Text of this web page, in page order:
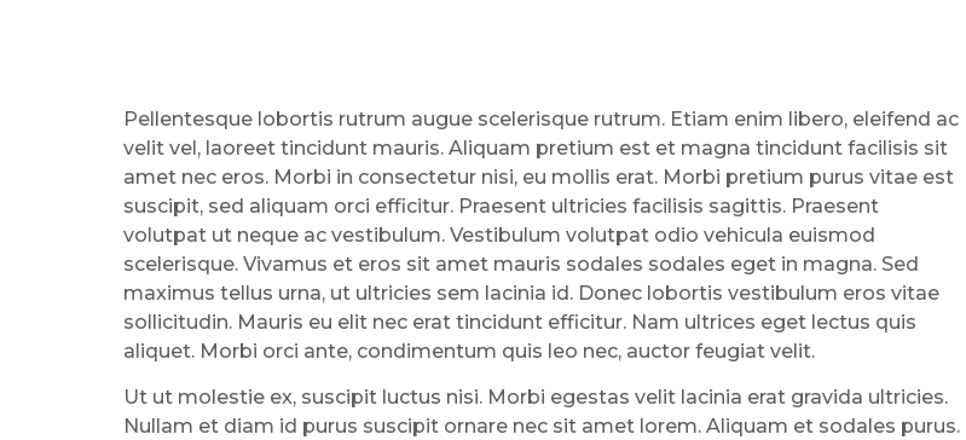
Pellentesque lobortis rutrum augue scelerisque rutrum. Etiam enim libero, eleifend ac
velit vel, laoreet tincidunt mauris. Aliquam pretium est et magna tincidunt facilisis sit
amet nec eros. Morbi in consectetur nisi, eu mollis erat. Morbi pretium purus vitae est
suscipit, sed aliquam orci efficitur. Praesent ultricies facilisis sagittis. Praesent
volutpat ut neque ac vestibulum. Vestibulum volutpat odio vehicula euismod
scelerisque. Vivamus et eros sit amet mauris sodales sodales eget in magna. Sed
maximus tellus urna, ut ultricies sem lacinia id. Donec lobortis vestibulum eros vitae
sollicitudin. Mauris eu elit nec erat tincidunt efficitur. Nam ultrices eget lectus quis
aliquet. Morbi orci ante, condimentum quis leo nec, auctor feugiat velit.
Ut ut molestie ex, suscipit luctus nisi. Morbi egestas velit lacinia erat gravida ultricies.
Nullam et diam id purus suscipit ornare nec sit amet lorem. Aliquam et sodales purus.